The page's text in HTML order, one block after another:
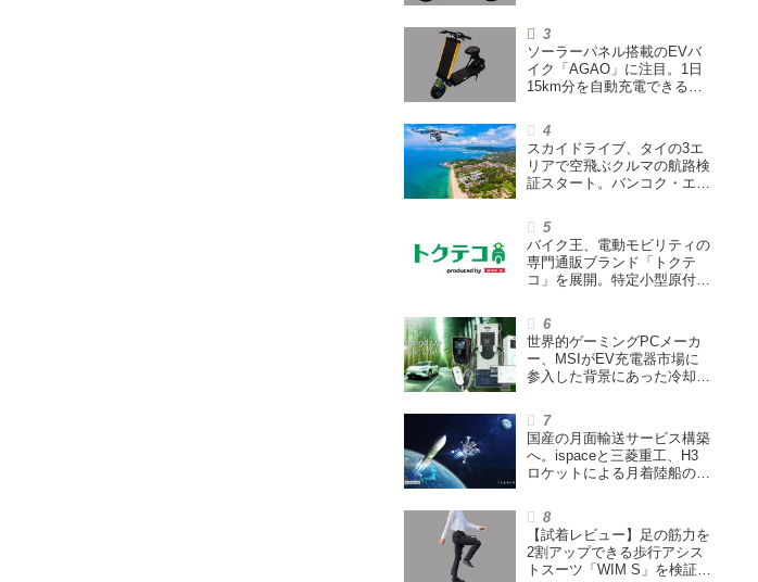
ハイパワー特定小型原付
ソーラーパネル搭載のEVバ
イク「AGAO」に注目。1日
15km分を自動充電できる
スカイドライブ、タイの3エ
リアで空飛ぶクルマの航路検
証スタート。バンコク・エア
指す
バイク王、電動モビリティの
専門通販ブランド「トクテ
コ」を展開。特定小型原付や
世界的ゲーミングPCメーカ
ー、MSIがEV充電器市場に
参入した背景にあった冷却技
回】
国産の月面輸送サービス構築
へ。ispaceと三菱重工、H3
ロケットによる月着陸船の打
結
【試着レビュー】足の筋力を
2割アップできる歩行アシス
トスーツ「WIM S」を検証。